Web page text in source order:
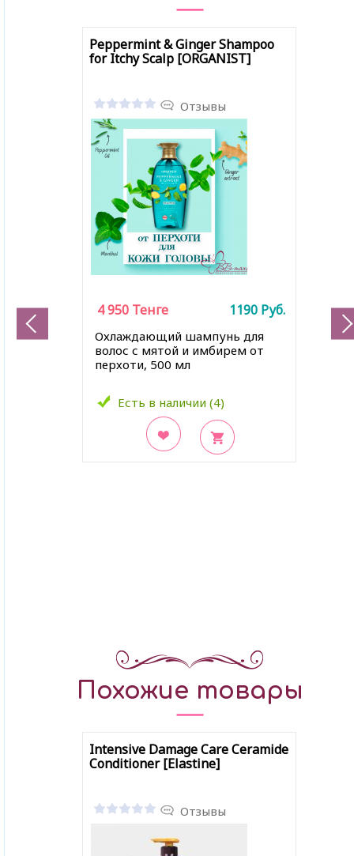
Peppermint & Ginger Shampoo
for Itchy Scalp [ORGANIST]
Отзывы
Охлаждающий шампунь для
волос с мятой и имбирем от
перхоти, 500 мл
Есть в наличии (4)
4 950 Тенге 1190 Руб.
Похожие товары
Intensive Damage Care Ceramide
Conditioner [Elastine]
Отзывы